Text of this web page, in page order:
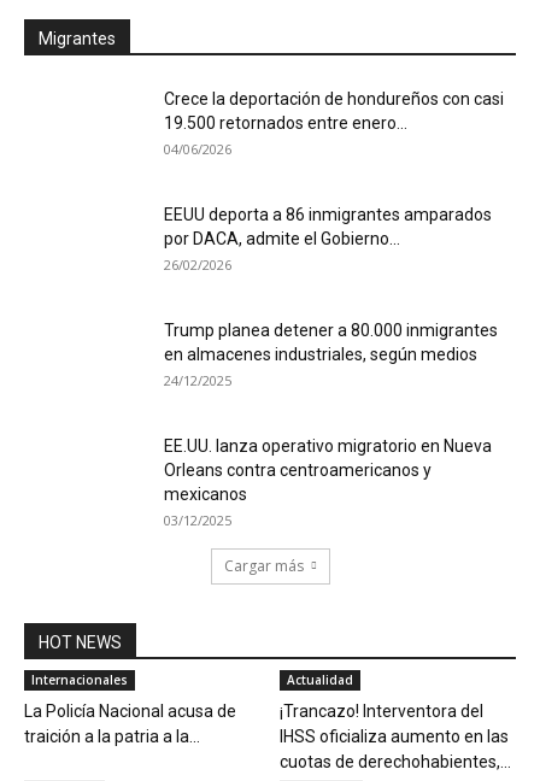
Migrantes
Crece la deportación de hondureños con casi
19.500 retornados entre enero...
04/06/2026
EEUU deporta a 86 inmigrantes amparados
por DACA, admite el Gobierno...
26/02/2026
Trump planea detener a 80.000 inmigrantes
en almacenes industriales, según medios
24/12/2025
EE.UU. lanza operativo migratorio en Nueva
Orleans contra centroamericanos y
mexicanos
03/12/2025
Cargar más
HOT NEWS
Internacionales
La Policía Nacional acusa de
traición a la patria a la...
Actualidad
¡Trancazo! Interventora del
IHSS oficializa aumento en las
cuotas de derechohabientes,...